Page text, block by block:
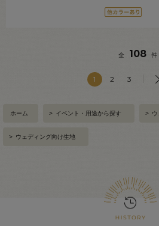
全 108 件
1 2 3
ホーム > イベント・用途から探す >
> ウェディング向け生地